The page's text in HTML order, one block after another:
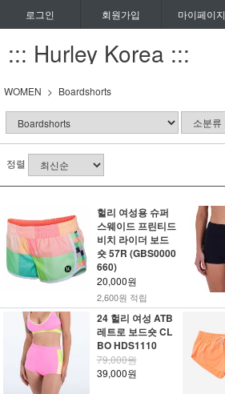
로그인 회원가입 마이페이지
::: Hurley Korea :::
WOMEN Boardshorts
정렬
헐리 여성용 슈퍼
스웨이드 프린티드
비치 라이더 보드
숏 57R (GBS0000
660)
20,000원
2,600원 적립
24 헐리 여성 ATB
레트로 보드숏 CL
BO HDS1110
79,000원
39,000원